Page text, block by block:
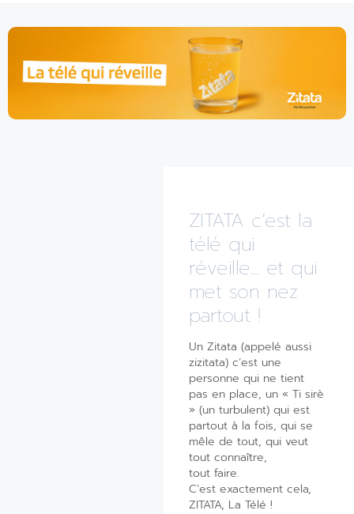
ZITATA c’est la
télé qui
réveille... et qui
met son nez
partout !
Un Zitata (appelé aussi
zizitata) c’est une
personne qui ne tient
pas en place, un « Ti sirè
» (un turbulent) qui est
partout à la fois, qui se
mêle de tout, qui veut
tout connaître,
tout faire.
C’est exactement cela,
ZITATA, La Télé !